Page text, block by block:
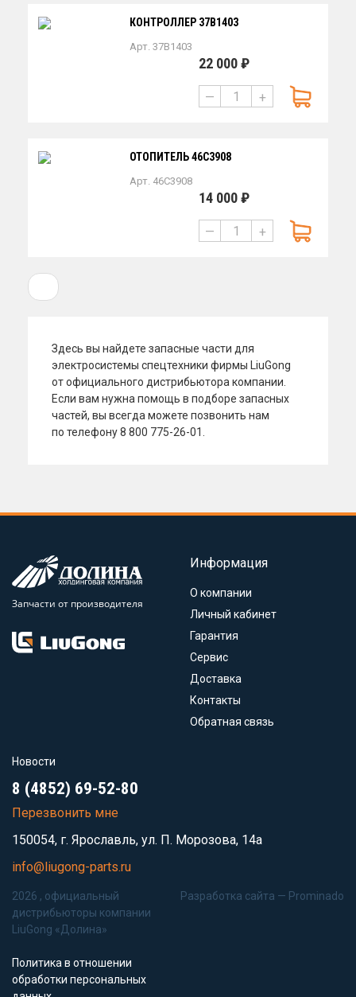
КОНТРОЛЛЕР 37B1403
Арт. 37B1403
22 000 ₽
— +
ОТОПИТЕЛЬ 46С3908
Арт. 46C3908
14 000 ₽
— +
Здесь вы найдете запасные части для
электросистемы спецтехники фирмы LiuGong
отофициального дистрибьютора компании.
Если вам нужна помощь в подборе запасных
частей, вы всегда можете позвонить нам
по телефону8 800 775-26-01.
Запчасти от производителя
Информация
О компании
Личный кабинет
Гарантия
Сервис
Доставка
Контакты
Обратная связь
Новости
8 (4852) 69-52-80
Перезвонить мне
150054, г. Ярославль, ул. П. Морозова, 14а
info@liugong-parts.ru
2026 , официальный
дистрибьюторы компании
LiuGong «Долина»
Политика в отношении
обработки персональных
Разработка сайта — Prominado